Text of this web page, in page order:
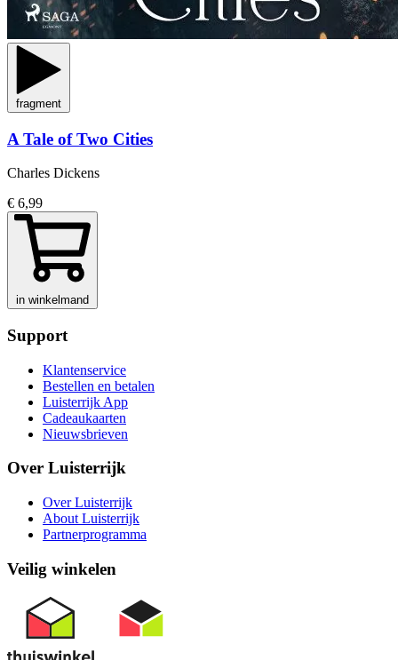
fragment
A Tale of Two Cities
Charles Dickens
€ 6,99
in winkelmand
Support
Klantenservice
Bestellen en betalen
Luisterrijk App
Cadeaukaarten
Nieuwsbrieven
Over Luisterrijk
Over Luisterrijk
About Luisterrijk
Partnerprogramma
Veilig winkelen